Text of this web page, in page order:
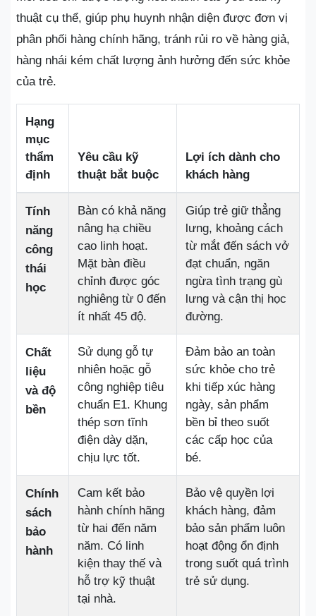
thuật cụ thể, giúp phụ huynh nhận diện được đơn vị
phân phối hàng chính hãng, tránh rủi ro về hàng giả,
hàng nhái kém chất lượng ảnh hưởng đến sức khỏe
của trẻ.
Hạng
mục
thẩm
định
Yêu cầu kỹ
thuật bắt buộc
Lợi ích dành cho
khách hàng
Tính
năng
công
thái
học
Bàn có khả năng
nâng hạ chiều
cao linh hoạt.
Mặt bàn điều
chỉnh được góc
nghiêng từ 0 đến
ít nhất 45 độ.
Giúp trẻ giữ thẳng
lưng, khoảng cách
từ mắt đến sách vở
đạt chuẩn, ngăn
ngừa tình trạng gù
lưng và cận thị học
đường.
Chất
liệu
và độ
bền
Sử dụng gỗ tự
nhiên hoặc gỗ
công nghiệp tiêu
chuẩn E1. Khung
thép sơn tĩnh
điện dày dặn,
chịu lực tốt.
Đảm bảo an toàn
sức khỏe cho trẻ
khi tiếp xúc hàng
ngày, sản phẩm
bền bỉ theo suốt
các cấp học của
bé.
Chính
sách
bảo
hành
Cam kết bảo
hành chính hãng
từ hai đến năm
năm. Có linh
kiện thay thế và
hỗ trợ kỹ thuật
tại nhà.
Bảo vệ quyền lợi
khách hàng, đảm
bảo sản phẩm luôn
hoạt động ổn định
trong suốt quá trình
trẻ sử dụng.